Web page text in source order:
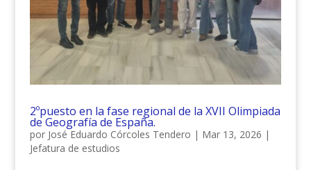
2ºpuesto en la fase regional de la XVII Olimpiada
de Geografía de España.
por José Eduardo Córcoles Tendero | Mar 13, 2026 |
Jefatura de estudios